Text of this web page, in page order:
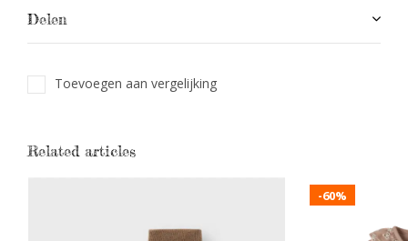
Delen
Toevoegen aan vergelijking
Related articles
-60%